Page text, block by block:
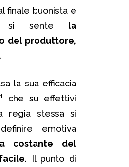
finale buonista e
si sente la
del produttore,
la sua efficacia
che su effettivi
regia stessa si
emotiva
costante del
. Il punto di